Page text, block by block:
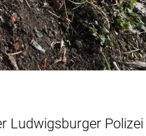
Ludwigsburger Polizei